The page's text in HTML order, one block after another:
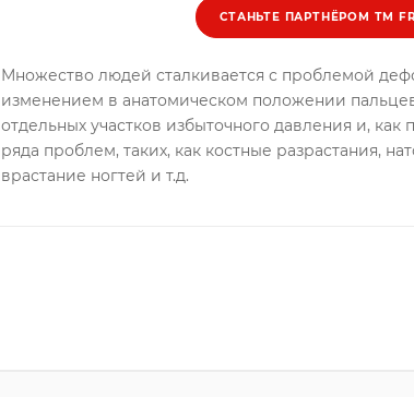
СТАНЬТЕ ПАРТНЁРОМ ТМ
Множество людей сталкивается с проблемой
изменением в анатомическом положении
отдельных участков избыточного давления и,
ряда проблем, таких, как костные разрастания,
врастание ногтей и т.д.